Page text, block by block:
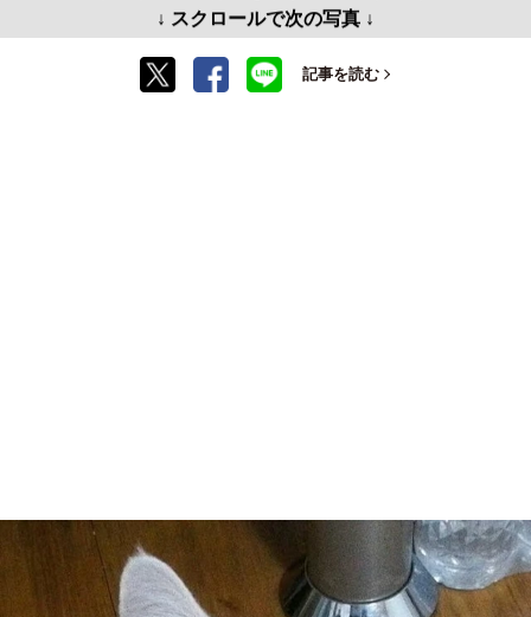
↓ スクロールで次の写真 ↓
記事を読む